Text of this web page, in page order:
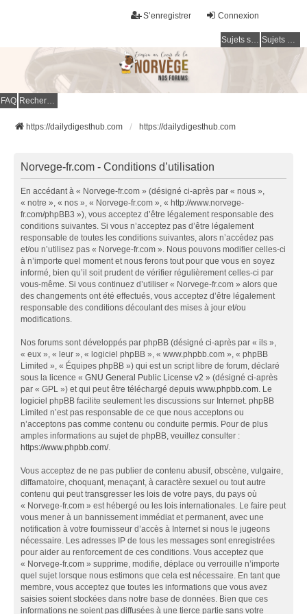
Connexion
S’enregistrer
Sujets sans réponse Sujets actifs
FAQ Rechercher
https://dailydigesthub.com https://dailydigesthub.com
Norvege-fr.com - Conditions d’utilisation
En accédant à « Norvege-fr.com » (désigné ci-après par « nous »,
« notre », « nos », « Norvege-fr.com », « http://www.norvege-
fr.com/phpBB3 »), vous acceptez d’être légalement responsable des
conditions suivantes. Si vous n’acceptez pas d’être légalement
responsable de toutes les conditions suivantes, alors n’accédez pas
et/ou n’utilisez pas « Norvege-fr.com ». Nous pouvons modifier celles-ci
à n’importe quel moment et nous ferons tout pour que vous en soyez
informé, bien qu’il soit prudent de vérifier régulièrement celles-ci par
vous-même. Si vous continuez d’utiliser « Norvege-fr.com » alors que
des changements ont été effectués, vous acceptez d’être légalement
responsable des conditions découlant des mises à jour et/ou
modifications.
Nos forums sont développés par phpBB (désigné ci-après par « ils »,
« eux », « leur », « logiciel phpBB », « www.phpbb.com », « phpBB
Limited », « Équipes phpBB ») qui est un script libre de forum, déclaré
sous la licence « GNU General Public License v2 » (désigné ci-après
par « GPL ») et qui peut être téléchargé depuis www.phpbb.com. Le
logiciel phpBB facilite seulement les discussions sur Internet. phpBB
Limited n’est pas responsable de ce que nous acceptons ou
n’acceptons pas comme contenu ou conduite permis. Pour de plus
amples informations au sujet de phpBB, veuillez consulter :
https://www.phpbb.com/.
Vous acceptez de ne pas publier de contenu abusif, obscène, vulgaire,
diffamatoire, choquant, menaçant, à caractère sexuel ou tout autre
contenu qui peut transgresser les lois de votre pays, du pays où
« Norvege-fr.com » est hébergé ou les lois internationales. Le faire peut
vous mener à un bannissement immédiat et permanent, avec une
notification à votre fournisseur d’accès à Internet si nous le jugeons
nécessaire. Les adresses IP de tous les messages sont enregistrées
pour aider au renforcement de ces conditions. Vous acceptez que
« Norvege-fr.com » supprime, modifie, déplace ou verrouille n’importe
quel sujet lorsque nous estimons que cela est nécessaire. En tant que
membre, vous acceptez que toutes les informations que vous avez
saisies soient stockées dans notre base de données. Bien que ces
informations ne soient pas diffusées à une tierce partie sans votre